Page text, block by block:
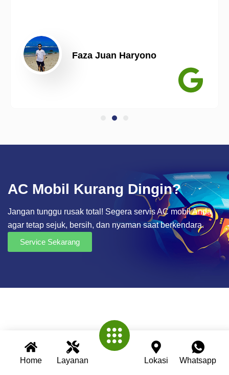
Home Layanan Lokasi Whatsapp
Faza Juan Haryono
AC Mobil Kurang Dingin?
Jangan tunggu rusak total! Segera servis AC mobil Anda
agar tetap sejuk, bersih, dan nyaman saat berkendara.
Service Sekarang